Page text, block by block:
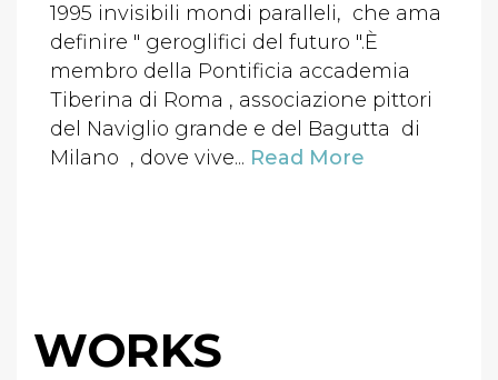
1995 invisibili mondi paralleli, che ama
definire " geroglifici del futuro ".È
membro della Pontificia accademia
Tiberina di Roma , associazione pittori
del Naviglio grande e del Bagutta di
Milano , dove vive... Read More
WORKS